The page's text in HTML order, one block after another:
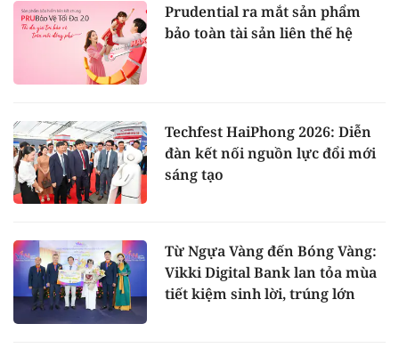
Prudential ra mắt sản phẩm
bảo toàn tài sản liên thế hệ
Techfest HaiPhong 2026: Diễn
đàn kết nối nguồn lực đổi mới
sáng tạo
Từ Ngựa Vàng đến Bóng Vàng:
Vikki Digital Bank lan tỏa mùa
tiết kiệm sinh lời, trúng lớn